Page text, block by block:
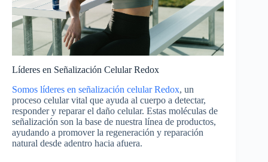
Líderes en Señalización Celular Redox
Somos líderes en señalización celular Redox, un
proceso celular vital que ayuda al cuerpo a detectar,
responder y reparar el daño celular. Estas moléculas de
señalización son la base de nuestra línea de productos,
ayudando a promover la regeneración y reparación
natural desde adentro hacia afuera.